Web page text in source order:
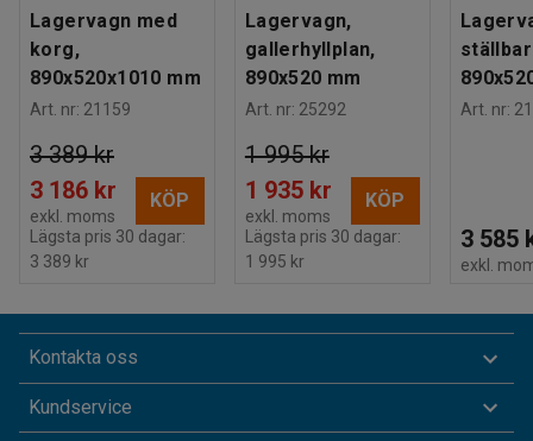
Lagervagn med
korg,
890x520x1010 mm
Art. nr: 21159
3 186 kr
3 389 kr
exkl. moms
KÖP
Lägsta pris 30 dagar:
3 389 kr
Lagervagn,
gallerhyllplan,
890x520 mm
Art. nr: 25292
1 935 kr
1 995 kr
exkl. moms
KÖP
Lägsta pris 30 dagar:
1 995 kr
Art. nr:
3 585
exkl.
Kontakta oss
Kundservice